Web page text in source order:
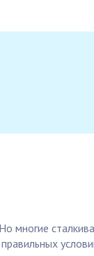
многие